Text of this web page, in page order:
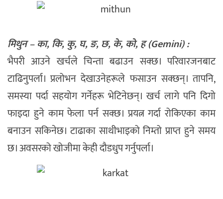
मिथुन – का, कि, कु, घ, ङ, छ, के, को, ह (Gemini) :
भैपरी आउने खर्चले चिन्ता बढाउन सक्छ। परिवारजनबाट
टाढिनुपर्ला। प्रलोभन देखाउनेहरूले फसाउन सक्छन्। तापनि,
समस्या पर्दा सहयोग गर्नेहरू भेटिनेछन्। खर्च लागे पनि दिगो
फाइदा हुने काम फेला पर्न सक्छ। प्रयत्न गर्दा रोकिएका काम
बनाउन सकिनेछ। टाढाका साथीभाइको निम्तो प्राप्त हुने समय
छ। अवसरको खोजीमा केही दौडधुप गर्नुपर्ला।